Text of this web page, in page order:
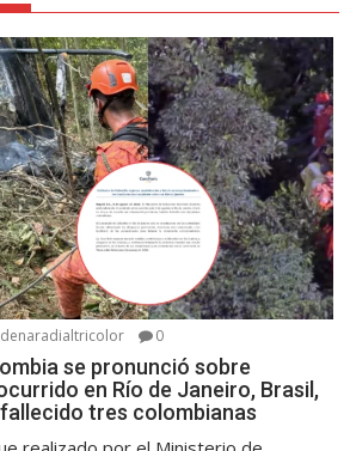
0
se pronunció sobre
en Río de Janeiro, Brasil,
tres colombianas